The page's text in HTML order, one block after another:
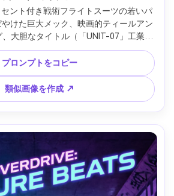
ント付き戦術フライトスーツの若いパ
けた巨大メック、映画的ティールアン
大胆なタイトル（「UNIT-07」工業的
、劇的パース、Sony A7IV、35mmレン
、ブロックバスターポスター構図 --ar
4:5
プロンプトをコピー
類似画像を作成 ↗